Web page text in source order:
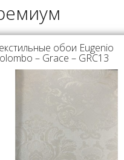
обои Eugenio
– Grace – GRC13